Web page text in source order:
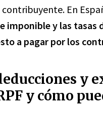
En
imponible y las tasas
a pagar por los
y
y cómo